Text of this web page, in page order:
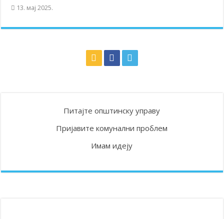
13. мај 2025.
Питајте општинску управу
Пријавите комунални проблем
Имам идеју